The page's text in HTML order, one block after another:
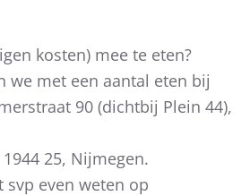
kosten) mee te eten?
we met een aantal eten bij
90 (dichtbij Plein 44),
25, Nijmegen.
svp even weten op